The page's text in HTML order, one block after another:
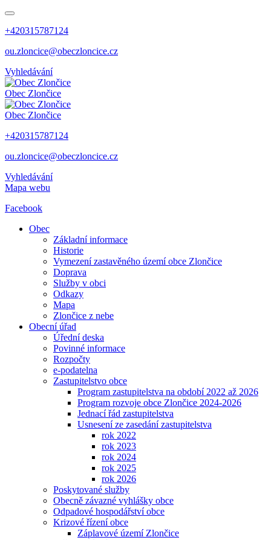
+420315787124
ou.zloncice@obeczloncice.cz
Vyhledávání
Obec Zlončice
Obec Zlončice
+420315787124
ou.zloncice@obeczloncice.cz
Vyhledávání
Mapa webu
Facebook
Obec
Základní informace
Historie
Vymezení zastavěného území obce Zlončice
Doprava
Služby v obci
Odkazy
Mapa
Zlončice z nebe
Obecní úřad
Úřední deska
Povinné informace
Rozpočty
e-podatelna
Zastupitelstvo obce
Program zastupitelstva na období 2022 až 2026
Program rozvoje obce Zlončice 2024-2026
Jednací řád zastupitelstva
Usnesení ze zasedání zastupitelstva
rok 2022
rok 2023
rok 2024
rok 2025
rok 2026
Poskytované služby
Obecně závazné vyhlášky obce
Odpadové hospodářství obce
Krizové řízení obce
Záplavové území Zlončice